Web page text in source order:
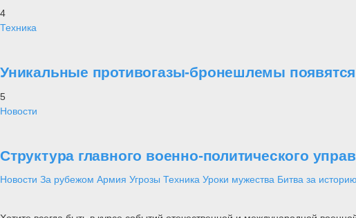
4
Техника
Уникальные противогазы-бронешлемы
5
Новости
Структура главного военно-политического
Новости За рубежом Армия Угрозы Техника Уроки мужества Битва за историю